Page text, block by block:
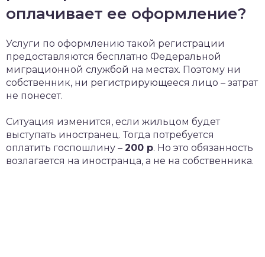
оплачивает ее оформление?
Услуги по оформлению такой регистрации
предоставляются бесплатно Федеральной
миграционной службой на местах. Поэтому ни
собственник, ни регистрирующееся лицо – затрат
не понесет.
Ситуация изменится, если жильцом будет
выступать иностранец. Тогда потребуется
оплатить госпошлину – 200 р. Но это обязанность
возлагается на иностранца, а не на собственника.